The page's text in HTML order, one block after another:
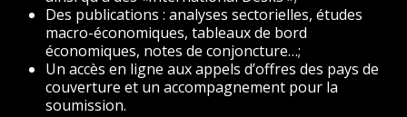
Des publications : analyses sectorielles, études
macro-économiques, tableaux de bord
économiques, notes de conjoncture…;
Un accès en ligne aux appels d’offres des pays de
couverture et un accompagnement pour la
soumission.